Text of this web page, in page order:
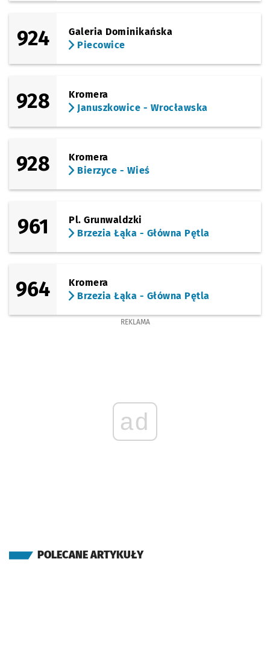
924
Galeria Dominikańska
Piecowice
928
Kromera
Januszkowice - Wrocławska
928
Kromera
Bierzyce - Wieś
961
Pl. Grunwaldzki
Brzezia Łąka - Główna Pętla
964
Kromera
Brzezia Łąka - Główna Pętla
REKLAMA
ad
POLECANE ARTYKUŁY